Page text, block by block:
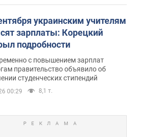
украинским учителям
зарплаты: Корецкий
подробности
с повышением зарплат
правительство объявило об
студенческих стипендий
00:29 8,1 т.